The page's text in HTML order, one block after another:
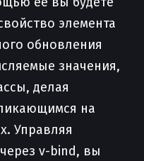
элемента
обновления
значения,
делая
на
Управляя
v-bind, вы